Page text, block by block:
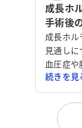
成長ホ
手術後
てくだ
成長ホル
見通し
血圧症や
ています
モン（
期療養
GHが低
続きを見